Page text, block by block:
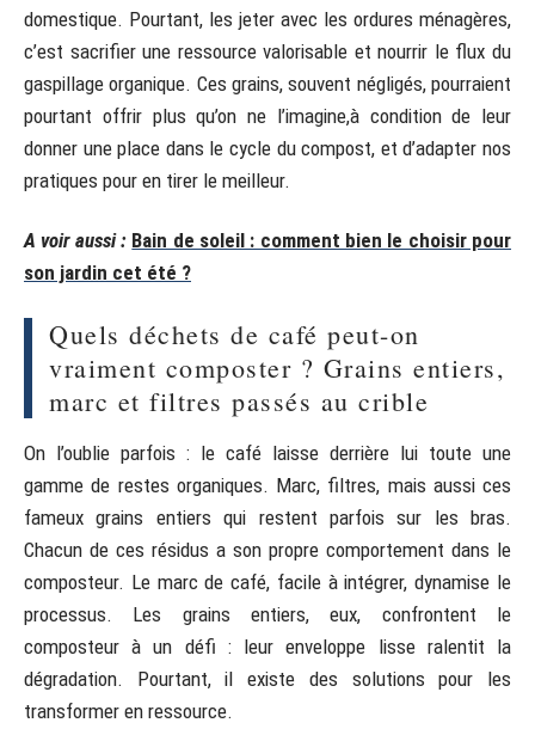
domestique. Pourtant, les jeter avec les ordures ménagères,
c’est sacrifier une ressource valorisable et nourrir le flux du
gaspillage organique. Ces grains, souvent négligés, pourraient
pourtant offrir plus qu’on ne l’imagine,à condition de leur
donner une place dans le cycle du compost, et d’adapter nos
pratiques pour en tirer le meilleur.
A voir aussi : Bain de soleil : comment bien le choisir pour
son jardin cet été ?
Quels déchets de café peut-on
vraiment composter ? Grains entiers,
marc et filtres passés au crible
On l’oublie parfois : le café laisse derrière lui toute une
gamme de restes organiques. Marc, filtres, mais aussi ces
fameux grains entiers qui restent parfois sur les bras.
Chacun de ces résidus a son propre comportement dans le
composteur. Le marc de café, facile à intégrer, dynamise le
processus. Les grains entiers, eux, confrontent le
composteur à un défi : leur enveloppe lisse ralentit la
dégradation. Pourtant, il existe des solutions pour les
transformer en ressource.